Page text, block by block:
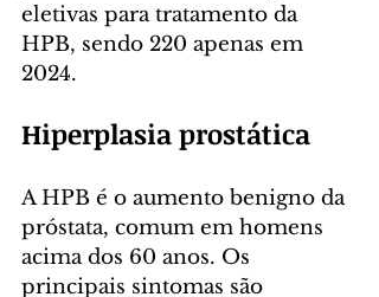
eletivas para tratamento da
HPB, sendo 220 apenas em
2024.
Hiperplasia prostática
A HPB é o aumento benigno da
próstata, comum em homens
acima dos 60 anos. Os
principais sintomas são